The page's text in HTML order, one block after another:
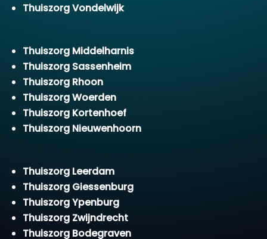
Thuiszorg Vondelwijk
Thuiszorg Middelharnis
Thuiszorg Sassenheim
Thuiszorg Rhoon
Thuiszorg Woerden
Thuiszorg Kortenhoef
Thuiszorg Nieuwenhoorn
Thuiszorg Leerdam
Thuiszorg Giessenburg
Thuiszorg Ypenburg
Thuiszorg Zwijndrecht
Thuiszorg Bodegraven